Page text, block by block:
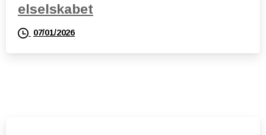
elselskabet
07/01/2026